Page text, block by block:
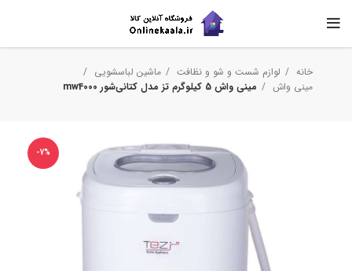
خانه لوازم شست و شو و نظافت
ماشین لباسشویی
مینی واش
مینی‌ واش 5 کیلوگرم تز مدل کتانی‌شور mw4000
-7%